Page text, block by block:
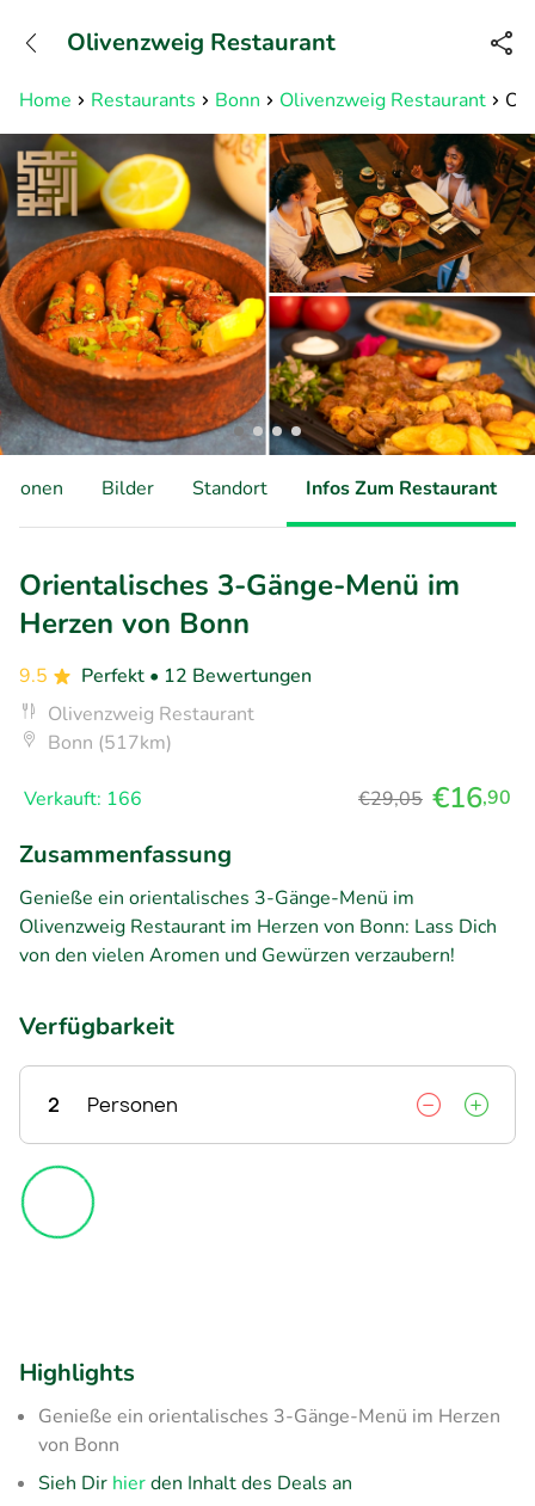
Erreichbar bis 23:00 Uhr (max
0,09€/Min)
Home Restaurants Bonn Olivenzweig Restaurant
Olivenzweig Restaurant
Bilder Standort Infos Zum Restaurant
Orientalisches 3-Gänge-Menü im
Herzen von Bonn
9.5 Perfekt • 12 Bewertungen
Olivenzweig Restaurant
Bonn (517km)
Verkauft: 166 €29,05 €16,90
Zusammenfassung
Genieße ein orientalisches 3-Gänge-Menü im
Olivenzweig Restaurant im Herzen von Bonn: Lass Dich
von den vielen Aromen und Gewürzen verzaubern!
Verfügbarkeit
2 Personen
Highlights
Genieße ein orientalisches 3-Gänge-Menü im Herzen
von Bonn
Sieh Dir hierden Inhalt des Deals an